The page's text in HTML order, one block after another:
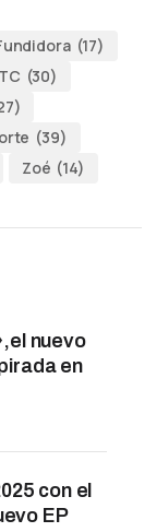
(17)
(30)
(39)
Zoé (14)
nuevo
en
con el
EP